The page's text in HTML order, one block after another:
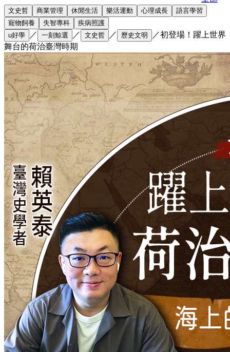
文史哲 商業管理 休閒生活 樂活運動 心理成長
語言學習
寵物飼養
失智專科
疾病照護
u好學
／ 一刻鯨選 ／ 文史哲 ／ 歷史文明 ／初登場！躍上世界
舞台的荷治臺灣時期